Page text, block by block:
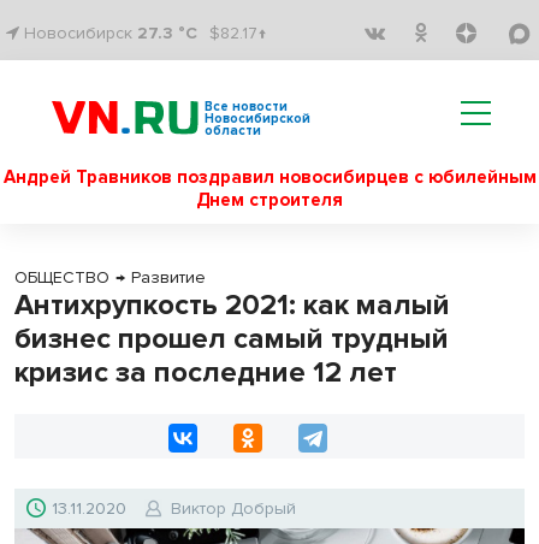
Новосибирск 27.3 °C $82.17↑
Все новости
Новосибирской
области
Андрей Травников поздравил новосибирцев с юбилейным
Днем строителя
ОБЩЕСТВО → Развитие
Антихрупкость 2021: как малый
бизнес прошел самый трудный
кризис за последние 12 лет
13.11.2020 Виктор Добрый